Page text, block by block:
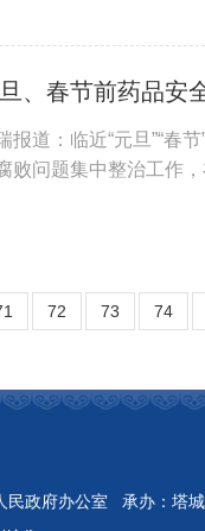
、春节前药品安
道：临近“元旦”“春
败问题集中整治工作
72 73 74
政府办公室 承办：塔